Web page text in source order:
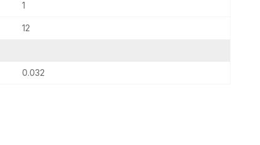
1
12
0.032